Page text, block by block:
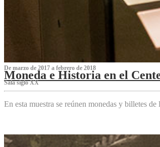
De marzo de 2017 a febrero de 2018
Moneda e Historia en el
Sala siglo XX
En esta muestra se reúnen monedas y billetes